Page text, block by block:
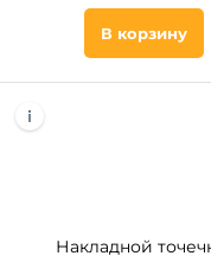
В корзину
Накладной